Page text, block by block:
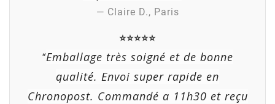
— Claire D., Paris
⭐⭐⭐⭐⭐
“Emballage très soigné et de bonne
qualité. Envoi super rapide en
Chronopost. Commandé a 11h30 et reçu